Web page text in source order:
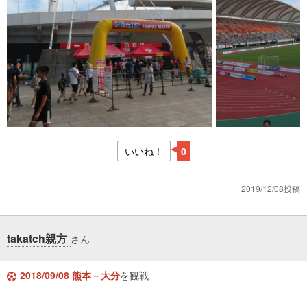
いいね！ 0
2019/12/08投稿
takatch親方 さん
2018/09/08 熊本－大分を観戦